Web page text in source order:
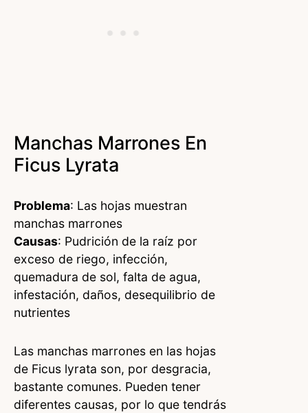
Manchas Marrones En
Ficus Lyrata
Problema: Las hojas muestran
manchas marrones
Causas: Pudrición de la raíz por
exceso de riego, infección,
quemadura de sol, falta de agua,
infestación, daños, desequilibrio de
nutrientes
Las manchas marrones en las hojas
de Ficus lyrata son, por desgracia,
bastante comunes. Pueden tener
diferentes causas, por lo que tendrás